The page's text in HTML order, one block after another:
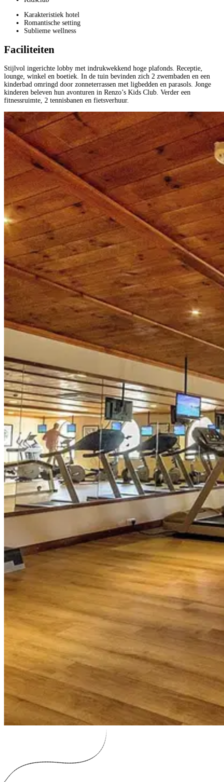
Karakteristiek hotel
Romantische setting
Sublieme wellness
Faciliteiten
Stijlvol ingerichte lobby met indrukwekkend hoge plafonds. Receptie,
lounge, winkel en boetiek. In de tuin bevinden zich 2 zwembaden en een
kinderbad omringd door zonneterrassen met ligbedden en parasols. Jonge
kinderen beleven hun avonturen in Renzo’s Kids Club. Verder een
fitnessruimte, 2 tennisbanen en fietsverhuur.